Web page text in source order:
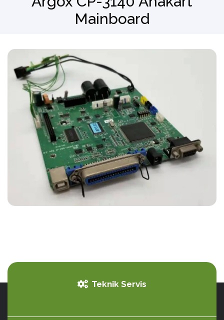
Barkod Okuyucu
El Terminali
Mainboard
Teknik Servis